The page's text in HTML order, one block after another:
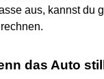
aus, kannst du
das Auto